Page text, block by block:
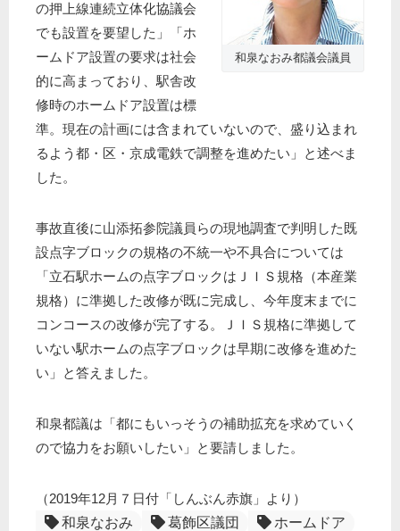
和泉なおみ都議会議員
の押上線連続立体化協議会
でも設置を要望した」「ホ
ームドア設置の要求は社会
的に高まっており、駅舎改
修時のホームドア設置は標
準。現在の計画には含まれていないので、盛り込まれ
るよう都・区・京成電鉄で調整を進めたい」と述べま
した。
事故直後に山添拓参院議員らの現地調査で判明した既
設点字ブロックの規格の不統一や不具合については
「立石駅ホームの点字ブロックはＪＩＳ規格（本産業
規格）に準拠した改修が既に完成し、今年度末までに
コンコースの改修が完了する。ＪＩＳ規格に準拠して
いない駅ホームの点字ブロックは早期に改修を進めた
い」と答えました。
和泉都議は「都にもいっそうの補助拡充を求めていく
ので協力をお願いしたい」と要請しました。
（2019年12月７日付「しんぶん赤旗」より）
和泉なおみ
葛飾区議団 ホームドア